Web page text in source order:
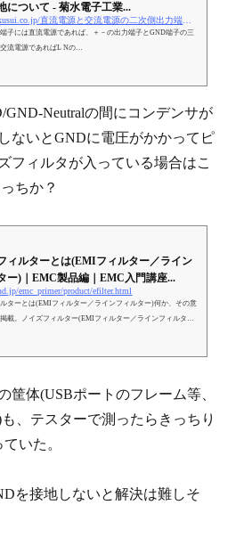
子の接地について - 菊水電子工業...
子には直流電源であれば、＋－の出力端子とGND端子の三
流電源であればL Nの…
GND-Neutralの間にコンデンサが
ないとGNDに電圧がかかってピ
フィルタが入っている場合はこ
ちか？
ィルターとは(EMIフィルター／ライン
ー)｜EMC製品編｜EMC入門講座...
emc_primer/product/efilter.html
ルターとは(EMIフィルター／ラインフィルター)何か、その意
載。ノイズフィルター(EMIフィルター／ラインフィルター)
筐体(USBポートのフレーム等、
、テスターで測ったらきっちり
いた。
を接地しないと解決は難しそ